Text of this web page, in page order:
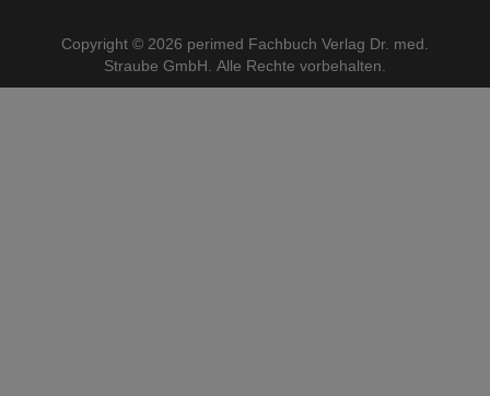
Copyright © 2026 perimed Fachbuch Verlag Dr. med.
Straube GmbH. Alle Rechte vorbehalten.